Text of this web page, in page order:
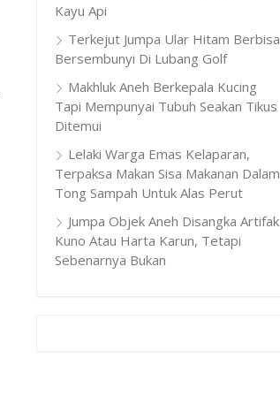
Kayu Api
Terkejut Jumpa Ular Hitam Berbisa
Bersembunyi Di Lubang Golf
Makhluk Aneh Berkepala Kucing
Tapi Mempunyai Tubuh Seakan Tikus
Ditemui
Lelaki Warga Emas Kelaparan,
Terpaksa Makan Sisa Makanan Dalam
Tong Sampah Untuk Alas Perut
Jumpa Objek Aneh Disangka Artifak
Kuno Atau Harta Karun, Tetapi
Sebenarnya Bukan